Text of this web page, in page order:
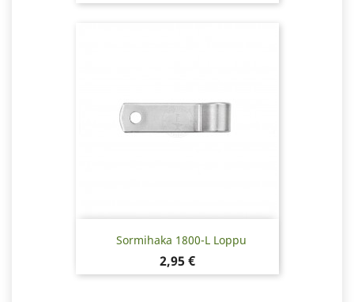
Sormihaka 1800-L Loppu
Hinta
2,95 €